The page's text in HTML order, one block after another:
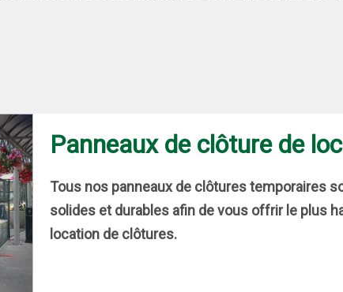
Panneaux de clôture de
Tous nos panneaux de clôtures temporaires
solides et durables afin de vous offrir le plus
location de clôtures.